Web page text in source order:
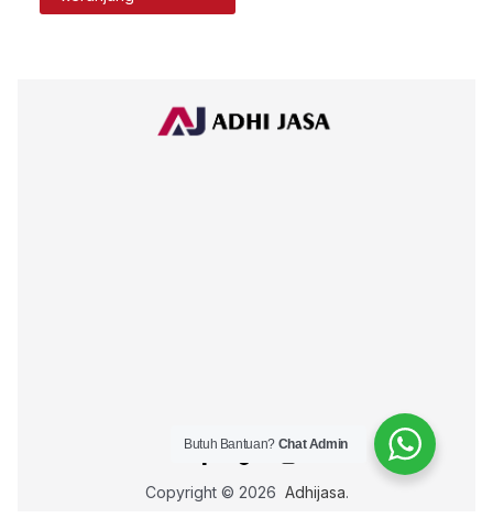
Copyright © 2026 Adhijasa.
Butuh Bantuan? Chat Admin